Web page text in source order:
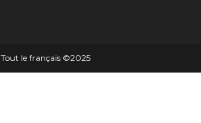
Tout le français ©️2025